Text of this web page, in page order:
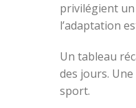
privilégient un
l’adaptation
Un tableau
des jours.
sport.